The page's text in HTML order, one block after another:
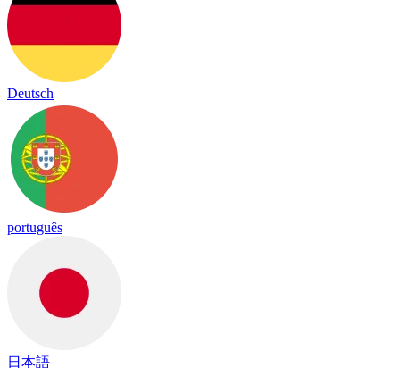
Deutsch
português
日本語